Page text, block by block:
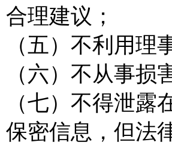
合理建议；
（五）不利用
（六）不从事
（七）不得泄
保密信息，但法